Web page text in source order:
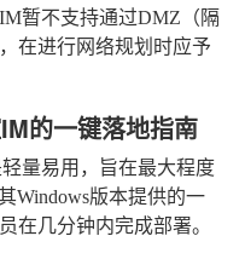
暂不支持通过DMZ（隔
在进行网络规划时应予
的一键落地指南
量易用，旨在最大程度
Windows版本提供的一
在几分钟内完成部署。